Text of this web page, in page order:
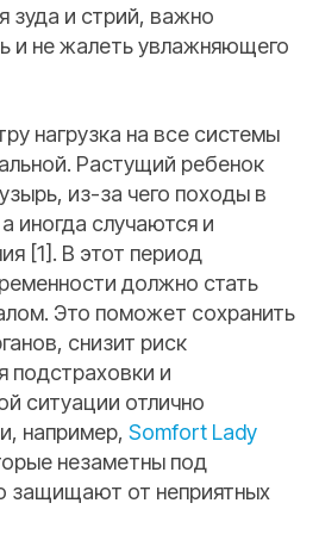
зуда и стрий, важно
и не жалеть увлажняющего
нагрузка на все системы
Растущий ребенок
из-за чего походы в
иногда случаются и
[1]. В этот период
должно стать
Это поможет сохранить
снизит риск
подстраховки и
ситуации отлично
например, Somfort Lady
незаметны под
защищают от неприятных